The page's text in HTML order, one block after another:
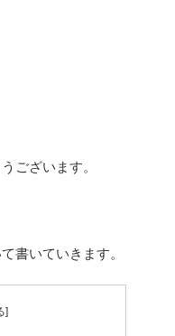
ございます。
書いていきます。